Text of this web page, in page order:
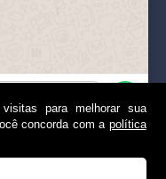
para melhorar sua
concorda com a política